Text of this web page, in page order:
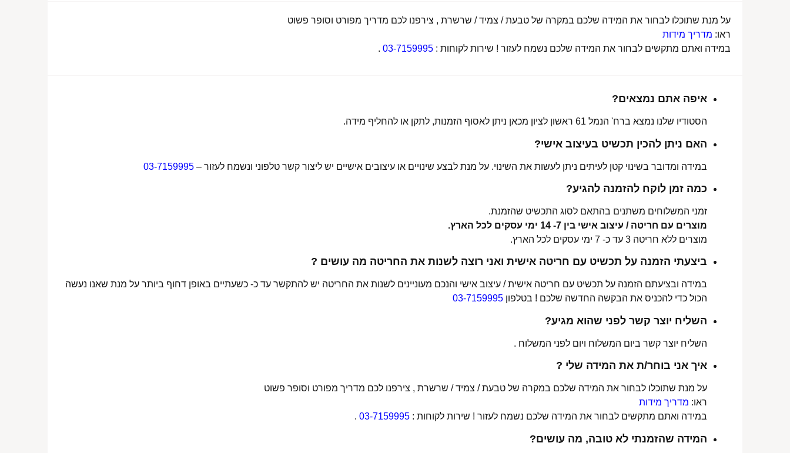
על מנת שתוכלו לבחור את המידה שלכם במקרה של טבעת / צמיד / שרשרת , צירפנו לכם מדריך מפורט וסופר פשוט
ראו: מדריך מידות
במידה ואתם מתקשים לבחור את המידה שלכם נשמח לעזור ! שירות לקוחות : 03-7159995
.
איפה אתם נמצאים?
הסטודיו שלנו נמצא ברח' הנמל 61 ראשון לציון מכאן ניתן לאסוף הזמנות, לתקן או להחליף מידה.
האם ניתן להכין תכשיט בעיצוב אישי?
במידה ומדובר בשינוי קטן לעיתים ניתן לעשות את השינוי. על מנת לבצע שינויים או עיצובים אישיים יש ליצור קשר טלפוני ונשמח לעזור – 03-7159995
כמה זמן לוקח להזמנה להגיע?
זמני המשלוחים משתנים בהתאם לסוג התכשיט שהזמנת.
מוצרים עם חריטה / עיצוב אישי בין 7- 14 ימי עסקים לכל הארץ.
מוצרים ללא חריטה 3 עד כ- 7 ימי עסקים לכל הארץ.
ביצעתי הזמנה על תכשיט עם חריטה אישית ואני רוצה לשנות את החריטה מה עושים ?
במידה ובציעתם הזמנה על תכשיט עם חריטה אישית / עיצוב אישי והנכם מעוניינים לשנות את החריטה יש להתקשר עד כ- כשעתיים באופן דחוף ביותר על מנת שאנו נעשה
הכול כדי להכניס את הבקשה החדשה שלכם ! בטלפון 03-7159995
השליח יוצר קשר לפני שהוא מגיע?
השליח יוצר קשר ביום המשלוח ויום לפני המשלוח .
איך אני בוחר/ת את המידה שלי ?
על מנת שתוכלו לבחור את המידה שלכם במקרה של טבעת / צמיד / שרשרת , צירפנו לכם מדריך מפורט וסופר פשוט
ראו: מדריך מידות
במידה ואתם מתקשים לבחור את המידה שלכם נשמח לעזור ! שירות לקוחות : 03-7159995
.
המידה שהזמנתי לא טובה, מה עושים?